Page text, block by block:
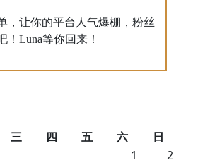
，让你的平台人气爆棚，粉丝
！Luna等你回来！
三 四 五 六
日
1
2